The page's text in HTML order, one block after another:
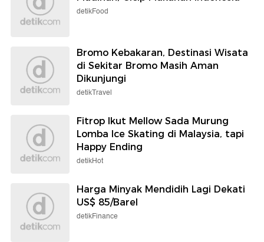
detikFood
Bromo Kebakaran, Destinasi Wisata
di Sekitar Bromo Masih Aman
Dikunjungi
detikTravel
Fitrop Ikut Mellow Sada Murung
Lomba Ice Skating di Malaysia, tapi
Happy Ending
detikHot
Harga Minyak Mendidih Lagi Dekati
US$ 85/Barel
detikFinance